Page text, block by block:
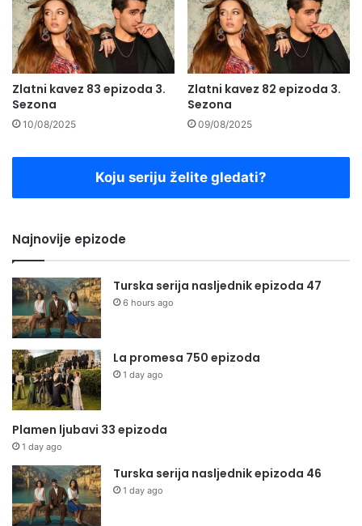
Zlatni kavez 83 epizoda 3.
Sezona
10/08/2025
Zlatni kavez 82 epizoda 3.
Sezona
09/08/2025
Koju seriju želite gledati?
Najnovije epizode
Turska serija nasljednik epizoda 47
6 hours ago
La promesa 750 epizoda
1 day ago
Plamen ljubavi 33 epizoda
1 day ago
Turska serija nasljednik epizoda 46
1 day ago